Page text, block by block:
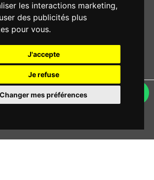
les interactions marketing,
des publicités plus
pour vous.
J'accepte
Je refuse
Changer mes préférences
Srl - Viale Verdi 95 - 23807 Merate (LC) - P. Iva
03298370135 - SDI: M5UXCR1